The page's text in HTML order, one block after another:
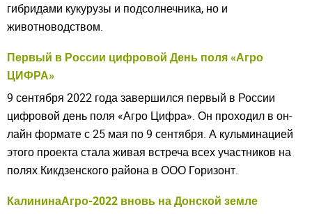
гибридами кукурузы и подсолнечника, но и
животноводством.
Первый в России цифровой День поля «Агро
ЦИФРА»
9 сентября 2022 года завершился первый в России
цифровой день поля «Агро Цифра». Он проходил в он-
лайн формате с 25 мая по 9 сентября. А кульминацией
этого проекта стала живая встреча всех участников на
полях Кикдзенского района в ООО Горизонт.
КалининаАгро-2022 вновь на Донской земле